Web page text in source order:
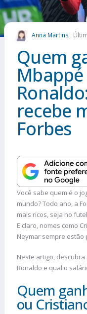
COMO
MAIS
Anna Martins
Quem
recebe
Forbes
Você sabe quem é o
mundo? Todo ano, a
mais ricos, seja no
E claro, nomes como
Neymar sempre
Neste artigo,
Ronaldo e qual o
Quem
ou